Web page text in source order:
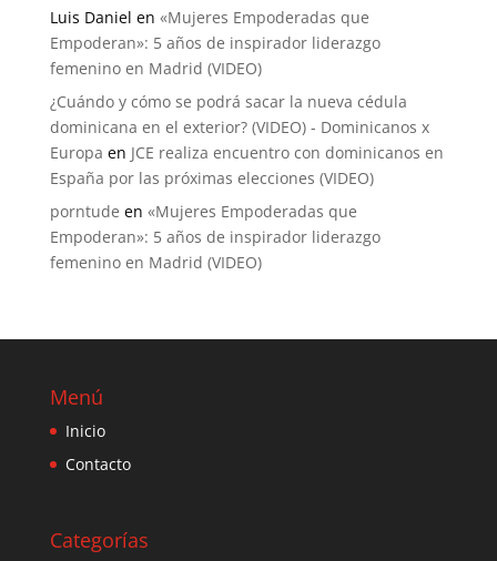
Luis Daniel en «Mujeres Empoderadas que
Empoderan»: 5 años de inspirador liderazgo
femenino en Madrid (VIDEO)
¿Cuándo y cómo se podrá sacar la nueva cédula
dominicana en el exterior? (VIDEO) - Dominicanos x
Europa en JCE realiza encuentro con dominicanos en
España por las próximas elecciones (VIDEO)
porntude en «Mujeres Empoderadas que
Empoderan»: 5 años de inspirador liderazgo
femenino en Madrid (VIDEO)
Menú
Inicio
Contacto
Categorías